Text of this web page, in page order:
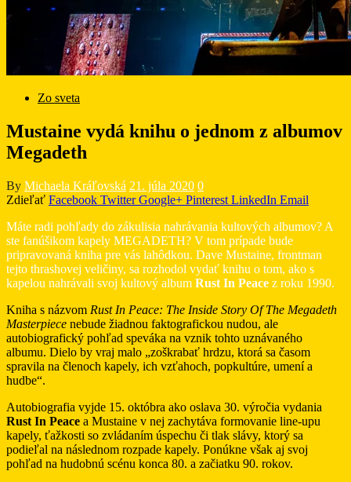
Zo sveta
Mustaine vydá knihu o jednom z albumov
Megadeth
By Michaela Kráľovská 21. júla 2020 0
Zdieľať Facebook Twitter Google+ Pinterest LinkedIn Email
Máte radi pohľady do zákulisia nahrávania kultových albumov? A
ste fanúšikom kapely MEGADETH? V tom prípade bude
pripravovaná kniha pre vás lahôdkou. Dave Mustaine, frontman
tejto thrashovej veličiny, sa rozhodol vydať knihu o tom, ako s
kapelou nahrávali svoj kultový album Rust In Peace z roku 1990.
Kniha s názvom Rust In Peace: The Inside Story Of The Megadeth
Masterpiece nebude žiadnou faktografickou nudou, ale
autobiografický pohľad speváka na vznik tohto uznávaného
albumu. Dielo by vraj malo „zoškrabať hrdzu, ktorá sa časom
spravila na členoch kapely, ich vzťahoch, popkultúre, umení a
hudbe“.
Autobiografia vyjde 15. októbra ako oslava 30. výročia vydania
Rust In Peace a Mustaine v nej zachytáva formovanie line-upu
kapely, ťažkosti so zvládaním úspechu či tlak slávy, ktorý sa
podieľal na následnom rozpade kapely. Ponúkne však aj svoj
pohľad na hudobnú scénu konca 80. a začiatku 90. rokov.